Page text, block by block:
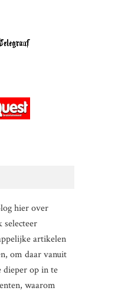
hier over
selecteer
artikelen
om daar vanuit
dieper op in te
waarom